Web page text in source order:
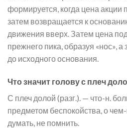
формируется, когда цена акции
затем возвращается к
движения вверх. Затем цена
прежнего пика, образуя «нос»,
до исходного основания.
Что значит голову с плеч
С плеч долой (разг.). — что-н.
предметом беспокойства, о
думать, не помнить.